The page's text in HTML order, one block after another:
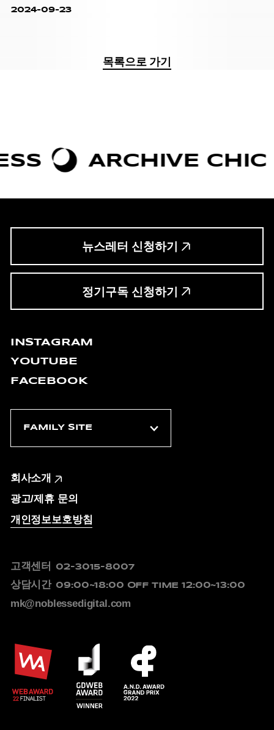
2024-09-23
목록으로 가기
ARCHIVE CHIC
뉴스레터 신청하기
정기구독 신청하기
INSTAGRAM
YOUTUBE
FACEBOOK
회사소개
광고/제휴 문의
개인정보보호방침
고객센터 02-3015-8007
상담시간 09:00~18:00 OFF TIME 12:00~13:00
mk@noblessedigital.com